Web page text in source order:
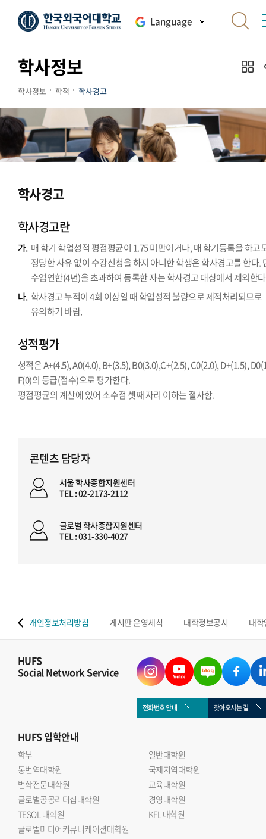
Language
학사정보
학사정보 학적 학사경고
학사경고
학사경고란
가. 매 학기 학업성적 평점평균이 1.75 미만이거나, 매 학기등록을 하고
정당한 사유 없이 수강신청을 하지 아니한 학생은 학사경고를 한다.
수업연한(4년)을 초과하여 등록한 자는 학사경고 대상에서 제외한
나. 학사경고 누적이 4회 이상일 때 학업성적 불량으로 제적처리되므로
유의하기 바람.
성적평가
성적은 A+(4.5), A0(4.0), B+(3.5), B0(3.0),C+(2.5), C0(2.0), D+(1.5),
F(0)의 등급(점수)으로 평가한다.
평점평균의 계산에 있어 소수점 셋째 자리 이하는 절사함.
콘텐츠 담당자
서울 학사종합지원센터
TEL : 02-2173-2112
글로벌 학사종합지원센터
TEL : 031-330-4027
개인정보처리방침 게시판 운영세칙 대학정보공시 대
HUFS
Social Network Service
전화번호 안내 찾아오시는 길
HUFS입학안내
학부
일반대학원
통번역대학원
국제지역대학원
법학전문대학원
교육대학원
글로벌공공리더십대학원
경영대학원
TESOL 대학원
KFL 대학원
글로벌미디어커뮤니케이션대학원